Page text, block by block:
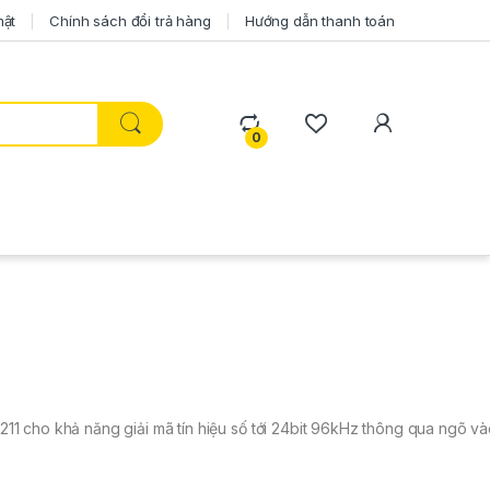
Chính sách đổi trả hàng Hướng dẫn thanh toán
0
cho khả năng giải mã tín hiệu số tới 24bit 96kHz thông qua ngõ